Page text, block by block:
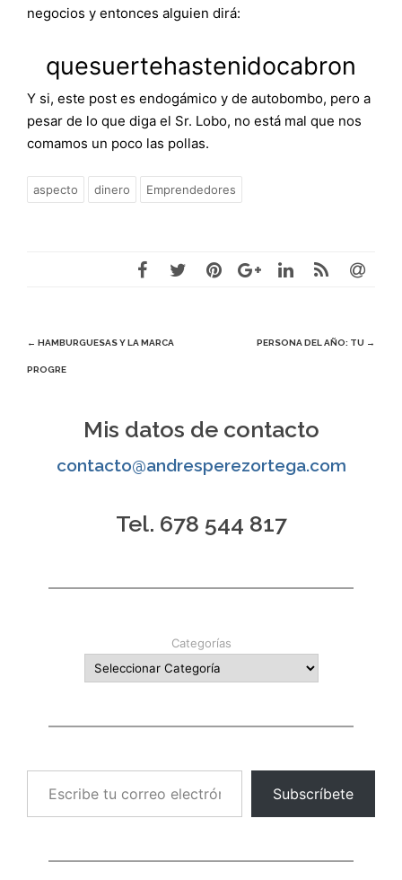
negocios y entonces alguien dirá:
quesuertehastenidocabron
Y si, este post es endogámico y de autobombo, pero a
pesar de lo que diga el Sr. Lobo, no está mal que nos
comamos un poco las pollas.
aspecto dinero Emprendedores
Navegación
de
← HAMBURGUESAS Y LA MARCA
PROGRE
PERSONA DEL AÑO: TU →
Mis datos de contacto
contacto@andresperezortega.com
Tel. 678 544 817
Categorías
Escribe tu correo electrónico…
Subscríbete